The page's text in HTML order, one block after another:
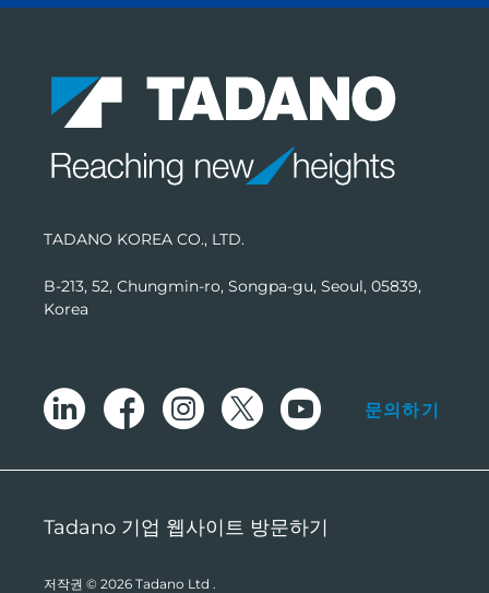
TADANO KOREA CO., LTD.
B-213, 52, Chungmin-ro, Songpa-gu, Seoul, 05839,
Korea
문의하기
Tadano 기업 웹사이트 방문하기
저작권 © 2026 Tadano Ltd .